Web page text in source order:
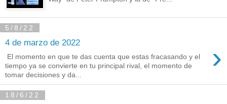
5/8/22
4 de marzo de 2022 ›
El momento en que te das cuenta que estas fracasando y el
tiempo ya se convierte en tu principal rival, el momento de
tomar decisiones y da...
18/6/22